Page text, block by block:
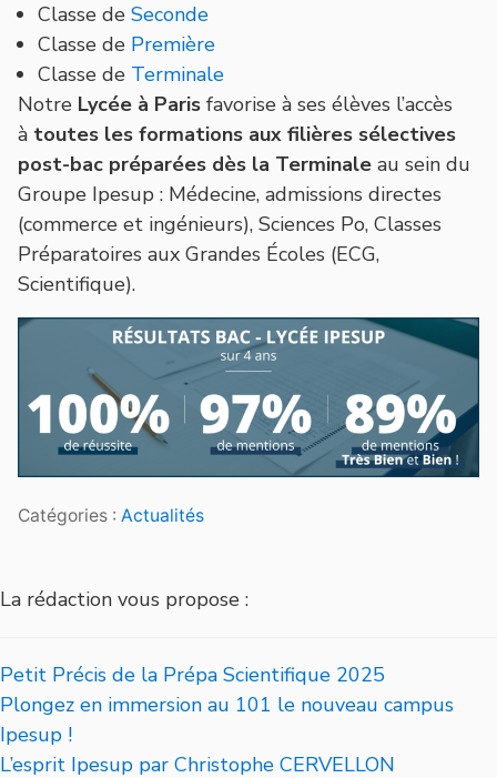
Classe de Seconde
Classe de Première
Classe de Terminale
Notre Lycée à Paris favorise à ses élèves l’accès
à toutes les formations aux filières sélectives
post-bac préparées dès la Terminale au sein du
Groupe Ipesup : Médecine, admissions directes
(commerce et ingénieurs), Sciences Po, Classes
Préparatoires aux Grandes Écoles (ECG,
Scientifique).
Catégories : Actualités
La rédaction vous propose :
Petit Précis de la Prépa Scientifique 2025
Plongez en immersion au 101 le nouveau campus
Ipesup !
L’esprit Ipesup par Christophe CERVELLON